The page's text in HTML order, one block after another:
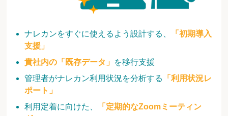
ナレカンをすぐに使えるよう設計する、
「初期導入
支援」
貴社内の「既存データ」 を移行支援
管理者がナレカン利用状況を分析する
「利用状況レ
ポート」
利用定着に向けた、
「定期的なZoomミーティン